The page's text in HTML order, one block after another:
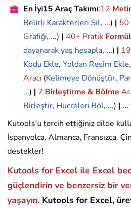
En İyi15 Araç Takımı:12
Belirli Karakterleri Sil, ...) |
Grafiği, ...) | 40+ Pratik Formül
dayanarak yaş hesapla, ...) | 19
Kodu Ekle, Yoldan Resim Ekle
Aracı (Kelimeye Dönüştür,
...) | 7 Birleştirme & Bölme
Birleştir, Hücreleri Böl, ...) | ...
Kutools'u tercih ettiğiniz dilde
İspanyolca, Almanca, Fransızca,
destekler!
Kutools for Excel ile Excel
güçlendirin ve benzersiz bir
yaşayın. Kutools for Excel,